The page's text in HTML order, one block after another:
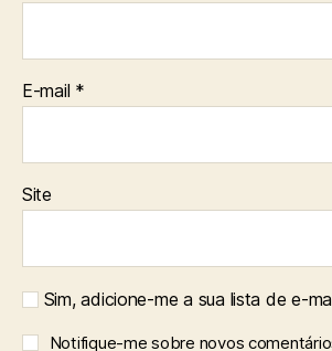
E-mail *
Site
Sim, adicione-me a sua lista de e-
Notifique-me sobre novos